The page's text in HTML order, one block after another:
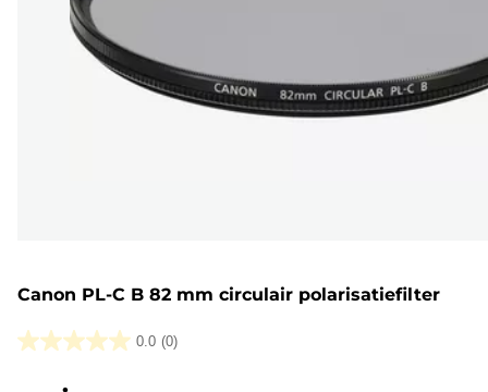
Canon PL-C B 82 mm circulair polarisatiefilter
0.0 (0)
0.0